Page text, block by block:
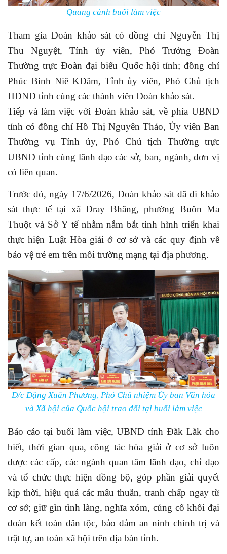
Quang cảnh buổi làm việc
Tham gia Đoàn khảo sát có đồng chí Nguyễn Thị
Thu Nguyệt, Tỉnh ủy viên, Phó Trưởng Đoàn
Thường trực Đoàn đại biểu Quốc hội tỉnh; đồng chí
Phúc Bình Niê KĐăm, Tỉnh ủy viên, Phó Chủ tịch
HĐND tỉnh cùng các thành viên Đoàn khảo sát.
Tiếp và làm việc với Đoàn khảo sát, về phía UBND
tỉnh có đồng chí Hồ Thị Nguyên Thảo, Ủy viên Ban
Thường vụ Tỉnh ủy, Phó Chủ tịch Thường trực
UBND tỉnh cùng lãnh đạo các sở, ban, ngành, đơn vị
có liên quan.
Trước đó, ngày 17/6/2026, Đoàn khảo sát đã đi khảo
sát thực tế tại xã Dray Bhăng, phường Buôn Ma
Thuột và Sở Y tế nhằm nắm bắt tình hình triển khai
thực hiện Luật Hòa giải ở cơ sở và các quy định về
bảo vệ trẻ em trên môi trường mạng tại địa phương.
Đ/c Đặng Xuân Phương, Phó Chủ nhiệm Ủy ban Văn hóa
và Xã hội của Quốc hội trao đổi tại buổi làm việc
Báo cáo tại buổi làm việc, UBND tỉnh Đắk Lắk cho
biết, thời gian qua, công tác hòa giải ở cơ sở luôn
được các cấp, các ngành quan tâm lãnh đạo, chỉ đạo
và tổ chức thực hiện đồng bộ, góp phần giải quyết
kịp thời, hiệu quả các mâu thuẫn, tranh chấp ngay từ
cơ sở; giữ gìn tình làng, nghĩa xóm, củng cố khối đại
đoàn kết toàn dân tộc, bảo đảm an ninh chính trị và
trật tự, an toàn xã hội trên địa bàn tỉnh.